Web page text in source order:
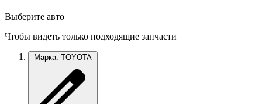
Выберите авто
Чтобы видеть только подходящие запчасти
Марка: TOYOTA